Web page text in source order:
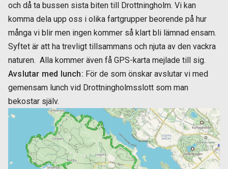
och då ta bussen sista biten till Drottningholm. Vi kan
komma dela upp oss i olika fartgrupper beorende på hur
många vi blir men ingen kommer så klart bli lämnad ensam.
Syftet är att ha trevligt tillsammans och njuta av den vackra
naturen. Alla kommer även få GPS-karta mejlade till sig.
Avslutar med lunch: För de som önskar avslutar vi med
gemensam lunch vid Drottningholmsslott som man
bekostar själv.